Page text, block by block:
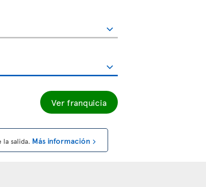
Ver franquicia
la salida. Más información